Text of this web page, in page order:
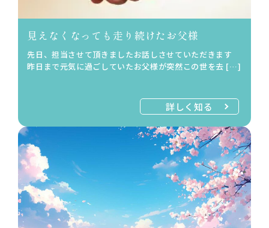
見えなくなっても走り続けたお父様
先日、担当させて頂きましたお話しさせていただきます
昨日まで元気に過ごしていたお父様が突然この世を去 […]
詳しく知る